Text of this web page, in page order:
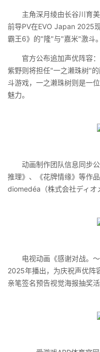
主角深月绫由长谷川育美
前导PV在EVO Japan 2025
霸王6》的"隆"与"嘉米"激斗。
官方公布追加声优阵容：
紫野则将担任"一之濑珠树"
斗游戏，一之濑珠树则是一
魅力。
动画制作团队信息同步公
推理》、《花牌情缘》等作
diomedéa（株式会社ディオ
电视动画《感谢对战。～
2025年播出，为庆祝声优阵
亲笔签名预告视觉海报抽奖